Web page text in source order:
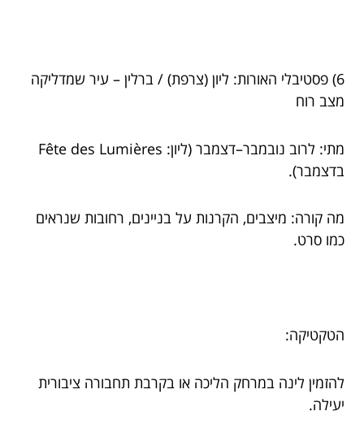
6) פסטיבלי האורות: ליון (צרפת) / ברלין – עיר שמדליקה
מצב רוח
מתי: לרוב נובמבר–דצמבר (ליון: Fête des Lumières
בדצמבר).
מה קורה: מיצבים, הקרנות על בניינים, רחובות שנראים
כמו סרט.
הטקטיקה:
להזמין לינה במרחק הליכה או בקרבת תחבורה ציבורית
יעילה.